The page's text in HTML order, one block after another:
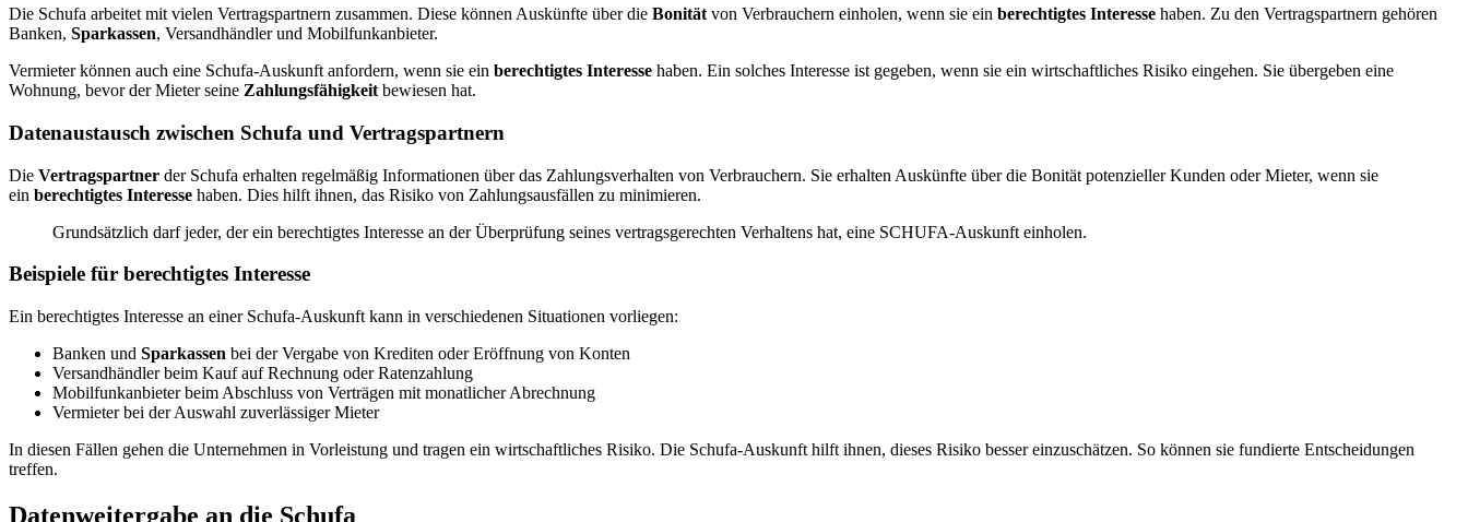
Die Schufa arbeitet mit vielen Vertragspartnern zusammen. Diese können Auskünfte über die Bonität von Verbrauchern einholen, wenn sie ein berechtigtes Interesse haben. Zu den Vertragspartnern gehören
Banken, Sparkassen, Versandhändler und Mobilfunkanbieter.
Vermieter können auch eine Schufa-Auskunft anfordern, wenn sie ein berechtigtes Interesse haben. Ein solches Interesse ist gegeben, wenn sie ein wirtschaftliches Risiko eingehen. Sie übergeben eine
Wohnung, bevor der Mieter seine Zahlungsfähigkeit bewiesen hat.
Datenaustausch zwischen Schufa und Vertragspartnern
Die Vertragspartner der Schufa erhalten regelmäßig Informationen über das Zahlungsverhalten von Verbrauchern. Sie erhalten Auskünfte über die Bonität potenzieller Kunden oder Mieter, wenn sie
ein berechtigtes Interesse haben. Dies hilft ihnen, das Risiko von Zahlungsausfällen zu minimieren.
Grundsätzlich darf jeder, der ein berechtigtes Interesse an der Überprüfung seines vertragsgerechten Verhaltens hat, eine SCHUFA-Auskunft einholen.
Beispiele für berechtigtes Interesse
Ein berechtigtes Interesse an einer Schufa-Auskunft kann in verschiedenen Situationen vorliegen:
Banken und Sparkassen bei der Vergabe von Krediten oder Eröffnung von Konten
Versandhändler beim Kauf auf Rechnung oder Ratenzahlung
Mobilfunkanbieter beim Abschluss von Verträgen mit monatlicher Abrechnung
Vermieter bei der Auswahl zuverlässiger Mieter
In diesen Fällen gehen die Unternehmen in Vorleistung und tragen ein wirtschaftliches Risiko. Die Schufa-Auskunft hilft ihnen, dieses Risiko besser einzuschätzen. So können sie fundierte Entscheidungen
treffen.
Datenweitergabe an die Schufa